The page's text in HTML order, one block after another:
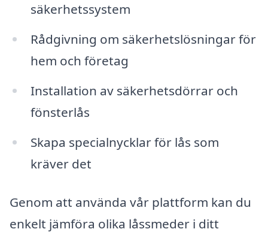
säkerhetssystem
Rådgivning om säkerhetslösningar för
hem och företag
Installation av säkerhetsdörrar och
fönsterlås
Skapa specialnycklar för lås som
kräver det
Genom att använda vår plattform kan du
enkelt jämföra olika låssmeder i ditt